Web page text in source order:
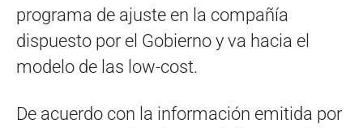
programa de ajuste en la compañía
dispuesto por el Gobierno y va hacia el
modelo de las low-cost.
De acuerdo con la información emitida por